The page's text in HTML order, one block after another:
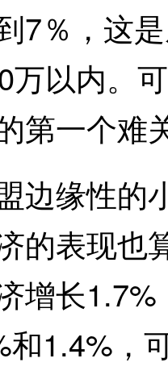
7％，这
万以内。
第一个难
缘性的
的表现也
增长
和1.4%，